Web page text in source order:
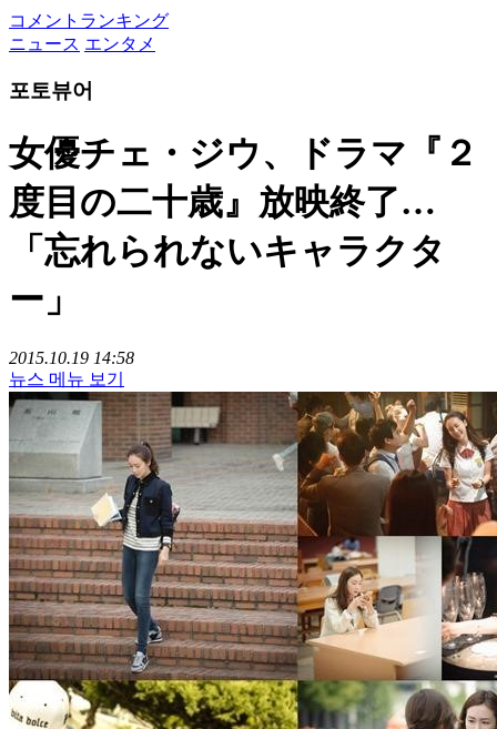
コメントランキング
ニュース エンタメ
포토뷰어
女優チェ・ジウ、ドラマ『２
度目の二十歳』放映終了…
「忘れられないキャラクタ
ー」
2015.10.19 14:58
뉴스 메뉴 보기